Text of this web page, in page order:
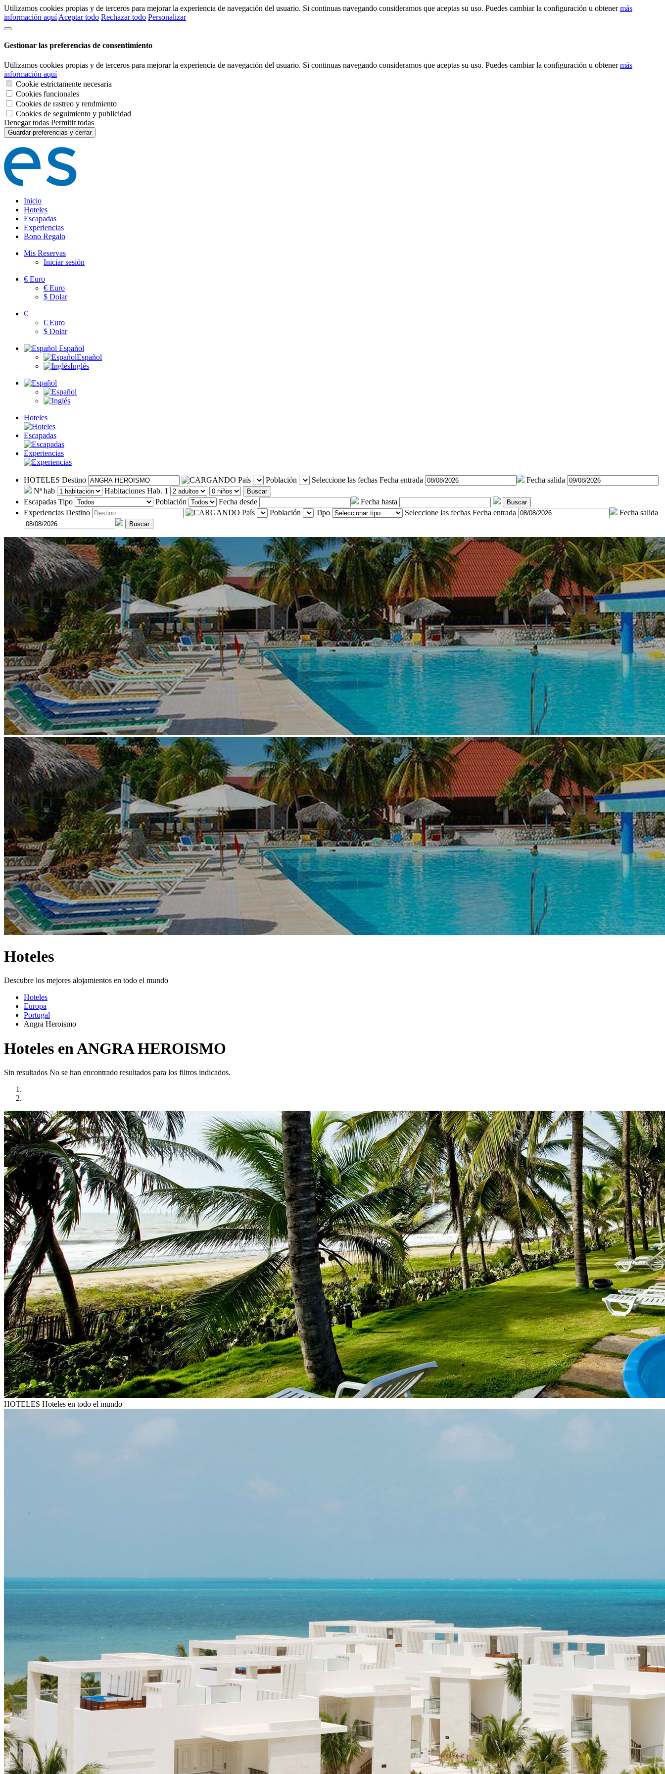
Utilizamos cookies propias y de terceros para mejorar la experiencia de navegación del usuario. Si continuas navegando consideramos que aceptas su uso. Puedes cambiar la configuración u obtenermás
información aquí Aceptar todo Rechazar todo Personalizar
Gestionar las preferencias de consentimiento
Utilizamos cookies propias y de terceros para mejorar la experiencia de navegación del usuario. Si continuas navegando consideramos que aceptas su uso. Puedes cambiar la configuración u obtenermás
información aquí
Cookie estrictamente necesaria
Cookies funcionales
Cookies de rastreo y rendmiento
Cookies de seguimiento y publicidad
Denegar todas Permitir todas
Guardar preferencias y cerrar
Inicio
Hoteles
Escapadas
Experiencias
Bono Regalo
Mis Reservas
Iniciar sesión
€ Euro
€ Euro
$ Dolar
€
€ Euro
$ Dolar
Español
Español
Inglés
Hoteles
Escapadas
Experiencias
HOTELES Destino País Población Seleccione las fechas Fecha entrada
Fecha salida
Nª hab
Habitaciones Hab. 1 Buscar
Escapadas Tipo Población Fecha desde Fecha hasta Buscar
Experiencias Destino País Población Tipo Seleccione las fechas Fecha entrada Fecha salida
Buscar
Hoteles
Descubre los mejores alojamientos en todo el mundo
Hoteles
Europa
Portugal
Angra Heroismo
Hoteles en ANGRA HEROISMO
Sin resultados No se han encontrado resultados para los filtros indicados.
HOTELES Hoteles en todo el mundo